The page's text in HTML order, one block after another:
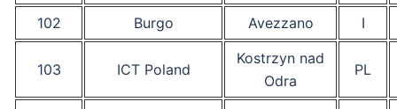
102 Burgo Avezzano I
103 ICT Poland
Kostrzyn nad
Odra
PL